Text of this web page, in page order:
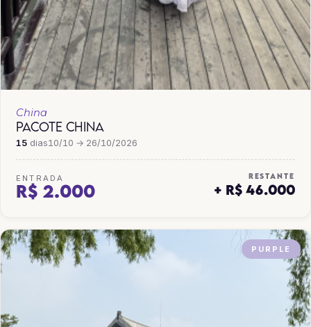
China
PACOTE CHINA
15 dias10/10 → 26/10/2026
ENTRADA
R$ 2.000
RESTANTE
+ R$ 46.000
PURPLE